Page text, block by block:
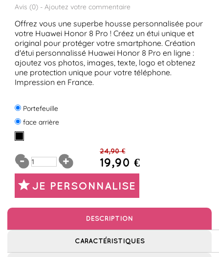
Avis (0) - Ajoutez votre commentaire
Offrez vous une superbe housse personnalisée pour
votre Huawei Honor 8 Pro ! Créez un étui unique et
original pour protéger votre smartphone. Création
d'étui personnalissé Huawei Honor 8 Pro en ligne :
ajoutez vos photos, images, texte, logo et obtenez
une protection unique pour votre téléphone.
Impression en France.
Portefeuille
face arrière
24,90 €
19,90 €
JE PERSONNALISE
DESCRIPTION
CARACTÉRISTIQUES